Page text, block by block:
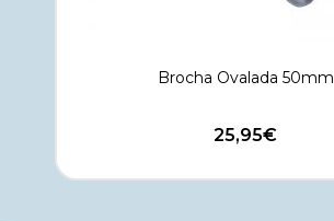
Brocha Ovalada 50mm
25,95€